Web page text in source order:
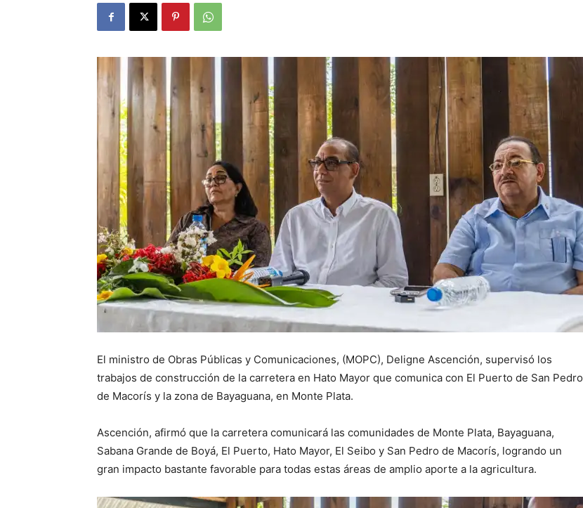
El ministro de Obras Públicas y Comunicaciones, (MOPC), Deligne Ascención, supervisó los
trabajos de construcción de la carretera en Hato Mayor que comunica con El Puerto de San Pedro
de Macorís y la zona de Bayaguana, en Monte Plata.
Ascención, afirmó que la carretera comunicará las comunidades de Monte Plata, Bayaguana,
Sabana Grande de Boyá, El Puerto, Hato Mayor, El Seibo y San Pedro de Macorís, logrando un
gran impacto bastante favorable para todas estas áreas de amplio aporte a la agricultura.